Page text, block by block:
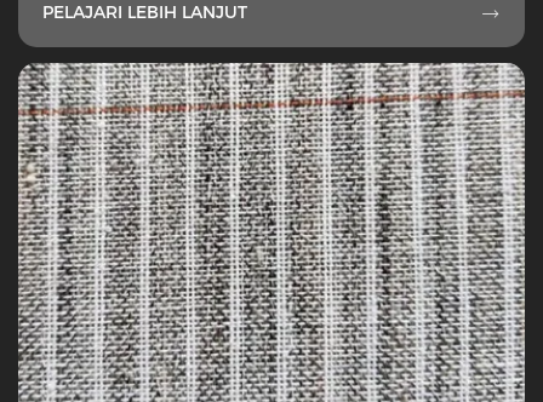
PELAJARI LEBIH LANJUT 